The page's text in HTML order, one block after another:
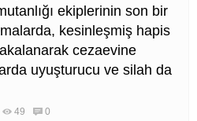
ekiplerinin son bir
kesinleşmiş hapis
cezaevine
uyuşturucu ve silah da
49 0